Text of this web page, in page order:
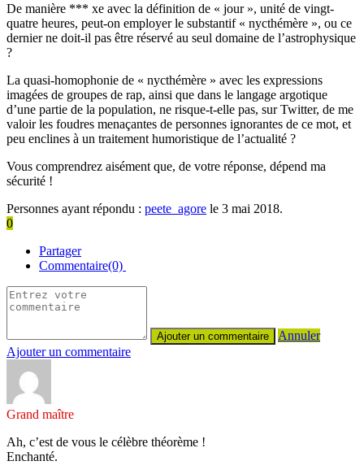
De manière *** xe avec la définition de « jour », unité de vingt-
quatre heures, peut-on employer le substantif « nycthémère », ou ce
dernier ne doit-il pas être réservé au seul domaine de l’astrophysique
?
La quasi-homophonie de « nycthémère » avec les expressions
imagées de groupes de rap, ainsi que dans le langage argotique
d’une partie de la population, ne risque-t-elle pas, sur Twitter, de me
valoir les foudres menaçantes de personnes ignorantes de ce mot, et
peu enclines à un traitement humoristique de l’actualité ?
Vous comprendrez aisément que, de votre réponse, dépend ma
sécurité !
Personnes ayant répondu : peete_agore le 3 mai 2018.
0
Partager
Commentaire(0)
Annuler
Ajouter un commentaire
Grand maître
Ah, c’est de vous le célèbre théorème !
Enchanté.